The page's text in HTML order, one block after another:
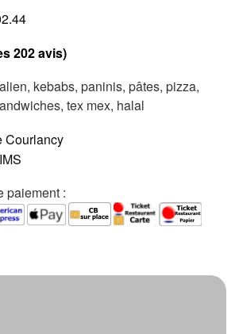
202 avis)
kebabs, paninis, pâtes, pizza,
tex mex, halal
Courlancy
paiement :